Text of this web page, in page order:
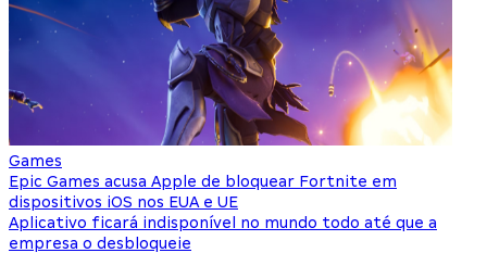
Games
Epic Games acusa Apple de bloquear Fortnite em
dispositivos iOS nos EUA e UE
Aplicativo ficará indisponível no mundo todo até que a
empresa o desbloqueie